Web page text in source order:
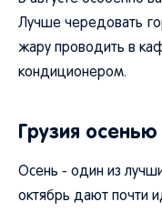
Лучше чередовать
жару проводить в
кондиционером.
Грузия осенью
Осень - один из
октябрь дают почти